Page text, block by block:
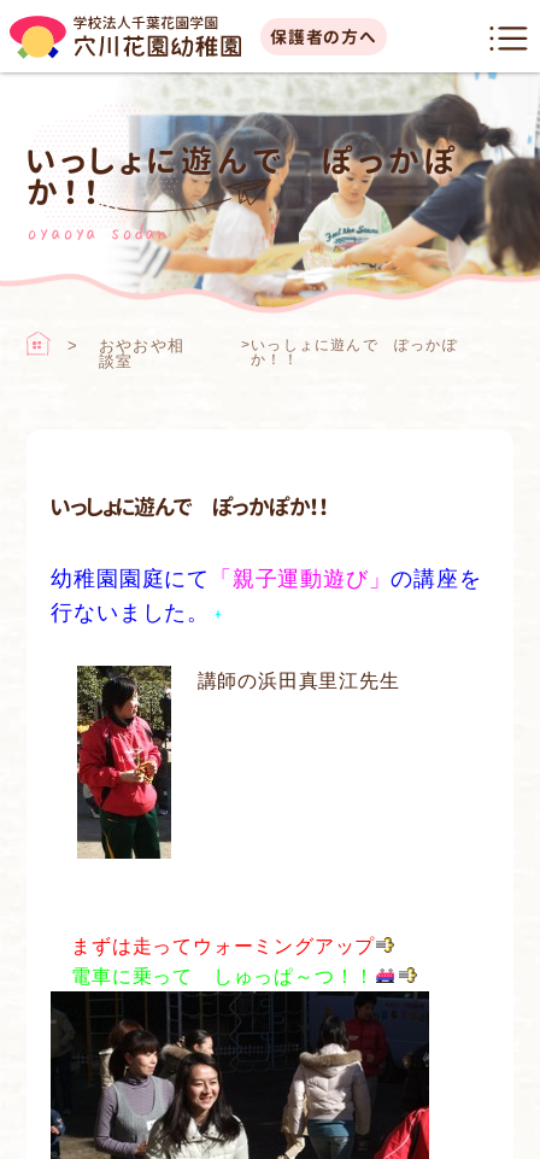
保護者の方へ
いっしょに遊んで ぽっかぽ
か！！
oyaoya sodan
おやおや相
談室
>いっしょに遊んで ぽっかぽ
か！！
いっしょに遊んで ぽっかぽか！！
幼稚園園庭にて 「親子運動遊び」の講座を
行ないました。
講師の浜田真里江先生
まずは走ってウォーミングアップ
電車に乗って しゅっぱ～つ！！